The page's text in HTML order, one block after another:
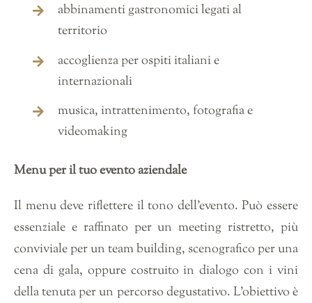
abbinamenti gastronomici legati al
territorio
accoglienza per ospiti italiani e
internazionali
musica, intrattenimento, fotografia e
videomaking
Menu per il tuo evento aziendale
Il menu deve riflettere il tono dell’evento. Può essere
essenziale e raffinato per un meeting ristretto, più
conviviale per un team building, scenografico per una
cena di gala, oppure costruito in dialogo con i vini
della tenuta per un percorso degustativo. L’obiettivo è